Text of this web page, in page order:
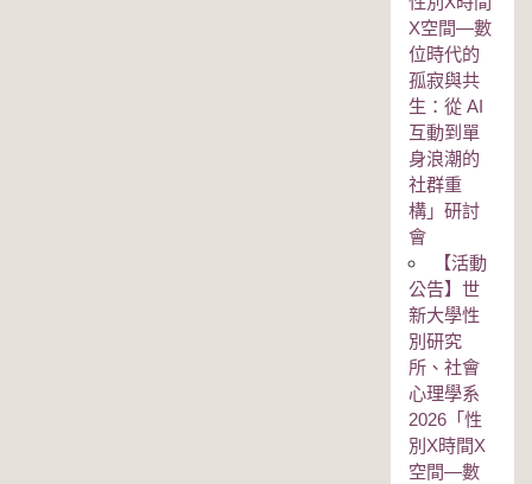
Χ空間—數
位時代的
孤寂與共
生：從 AI
互動到單
身浪潮的
社群重
構」研討
會
【活動
公告】世
新大學性
別研究
所、社會
心理學系
2026「性
別Χ時間Χ
空間—數